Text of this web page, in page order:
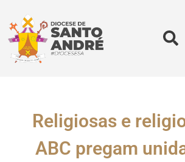
Religiosas e
ABC pregam